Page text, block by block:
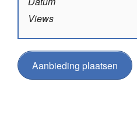
Views
Aanbieding plaatsen